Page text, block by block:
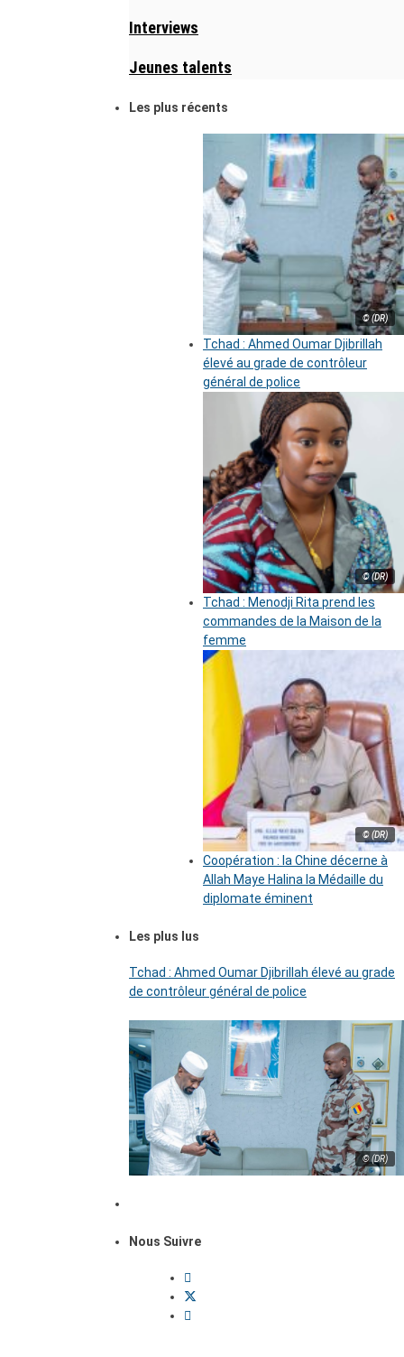
Interviews
Jeunes talents
Les plus récents
© (DR)
Tchad : Ahmed Oumar Djibrillah
élevé au grade de contrôleur
général de police
© (DR)
Tchad : Menodji Rita prend les
commandes de la Maison de la
femme
© (DR)
Coopération : la Chine décerne à
Allah Maye Halina la Médaille du
diplomate éminent
Les plus lus
Tchad : Ahmed Oumar Djibrillah élevé au grade
de contrôleur général de police
© (DR)
Nous Suivre